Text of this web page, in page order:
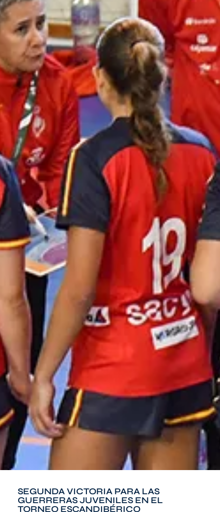
SEGUNDA VICTORIA PARA LAS
GUERRERAS JUVENILES EN EL
TORNEO ESCANDIBÉRICO